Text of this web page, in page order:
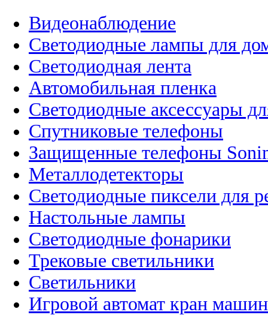
Видеонаблюдение
Светодиодные лампы для
Светодиодная лента
Автомобильная пленка
Светодиодные аксессуары
Спутниковые телефоны
Защищенные телефоны
Металлодетекторы
Светодиодные пиксели для
Настольные лампы
Светодиодные фонарики
Трековые светильники
Светильники
Игровой автомат кран